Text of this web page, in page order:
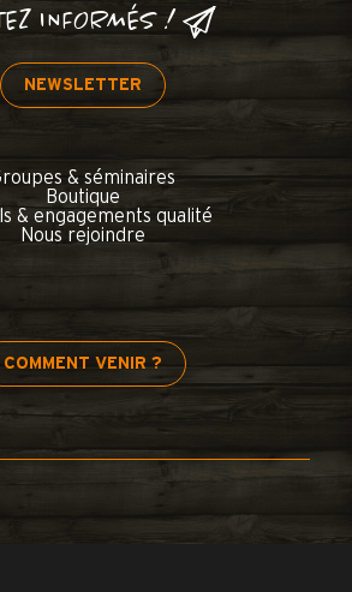
INFORMÉS !
NEWSLETTER
& séminaires
Boutique
& engagements qualité
Nous rejoindre
COMMENT VENIR ?